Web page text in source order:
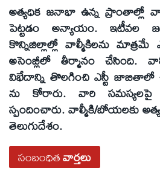
అత్యధిక జనాభా ఉన్న ప్రాంతాల్లో
పెట్టడం అన్యాయం. ఇటీవల
కొన్నిజిల్లాల్లో వాల్మీకిలను
అసెంబ్లీలో తీర్మానం చేసింది.
విభేదాన్ని తొలగించి ఎస్టీ జాబితాలో
ను కోరారు. వారి సమస్యలపై
స్పందించారు. వాల్మీకి/బోయలకు
తెలుగుదేశం.
సంబంధితవార్తలు